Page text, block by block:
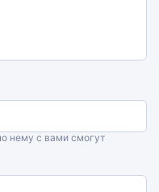
нему с вами смогут